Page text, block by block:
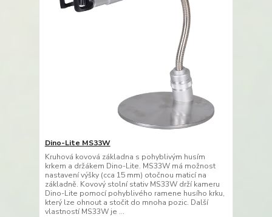
Dino-Lite MS33W
Kruhová kovová základna s pohyblivým husím
krkem a držákem Dino-Lite. MS33W má možnost
nastavení výšky (cca 15 mm) otočnou maticí na
základně. Kovový stolní stativ MS33W drží kameru
Dino-Lite pomocí pohyblivého ramene husího krku,
který lze ohnout a stočit do mnoha pozic. Další
vlastností MS33W je ...